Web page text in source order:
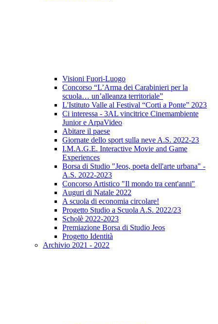
Visioni Fuori-Luogo
Concorso “L’Arma dei Carabinieri per la
scuola… un’alleanza territoriale”
L'Istituto Valle al Festival “Corti a Ponte” 2023
Ci interessa - 3AL vincitrice Cinemambiente
Junior e ArpaVideo
Abitare il paese
Giornate dello sport sulla neve A.S. 2022-23
I.M.A.G.E. Interactive Movie and Game
Experiences
Borsa di Studio "Jeos, poeta dell'arte urbana" -
A.S. 2022-2023
Concorso Artistico "Il mondo tra cent'anni"
Auguri di Natale 2022
A scuola di economia circolare!
Progetto Studio a Scuola A.S. 2022/23
Scholè 2022-2023
Premiazione Borsa di Studio Jeos
Progetto Identità
Archivio 2021 - 2022